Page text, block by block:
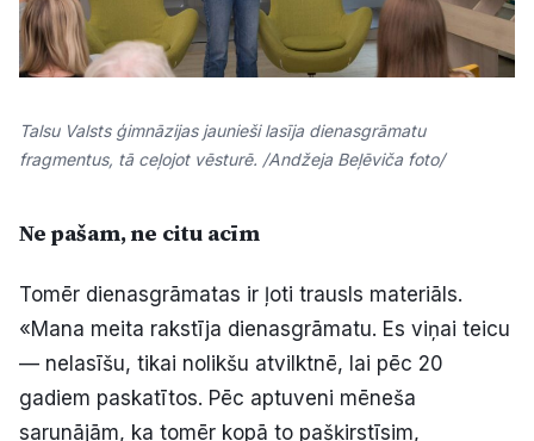
Talsu Valsts ģimnāzijas jaunieši lasīja dienasgrāmatu
fragmentus, tā ceļojot vēsturē. /Andžeja Beļēviča foto/
Ne pašam, ne citu acīm
Tomēr dienasgrāmatas ir ļoti trausls materiāls.
«Mana meita rakstīja dienasgrāmatu. Es viņai teicu
— nelasīšu, tikai nolikšu atvilktnē, lai pēc 20
gadiem paskatītos. Pēc aptuveni mēneša
sarunājām, ka tomēr kopā to pašķirstīsim,